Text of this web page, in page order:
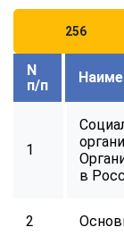
256
N
п/п
1
в
2